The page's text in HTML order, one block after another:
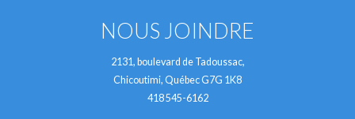
NOUS JOINDRE
2131, boulevard de Tadoussac,
Chicoutimi, Québec G7G 1K8
418 545-6162